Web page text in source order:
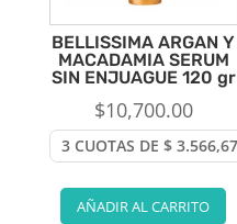
BELLISSIMA ARGAN Y
MACADAMIA SERUM
SIN ENJUAGUE 120 gr
$10,700.00
AÑADIR AL CARRITO